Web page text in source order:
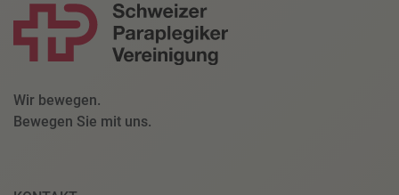
Wir bewegen.
Bewegen Sie mit uns.